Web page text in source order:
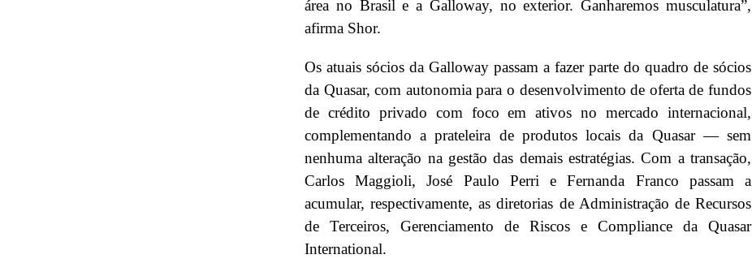
área no Brasil e a Galloway, no exterior. Ganharemos musculatura”,
afirma Shor.
Os atuais sócios da Galloway passam a fazer parte do quadro de sócios
da Quasar, com autonomia para o desenvolvimento de oferta de fundos
de crédito privado com foco em ativos no mercado internacional,
complementando a prateleira de produtos locais da Quasar — sem
nenhuma alteração na gestão das demais estratégias. Com a transação,
Carlos Maggioli, José Paulo Perri e Fernanda Franco passam a
acumular, respectivamente, as diretorias de Administração de Recursos
de Terceiros, Gerenciamento de Riscos e Compliance da Quasar
International.